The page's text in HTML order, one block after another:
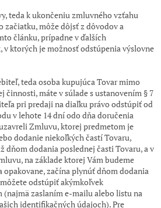
teda k ukončeniu zmluvného vzťahu
začiatku, môže dôjsť z dôvodov a
článku, prípadne v ďalších
v ktorých je možnosť odstúpenia výslovne
teda osoba kupujúca Tovar mimo
činnosti, máte v súlade s ustanovením § 7
pri predaji na diaľku právo odstúpiť od
v lehote 14 dní odo dňa doručenia
Zmluvu, ktorej predmetom je
dodanie niekoľkých častí Tovaru,
dňom dodania poslednej časti Tovaru, a v
na základe ktorej Vám budeme
opakovane, začína plynúť dňom dodania
odstúpiť akýmkoľvek
(najmä zaslaním e-mailu alebo listu na
identifikačných údajoch). Pre